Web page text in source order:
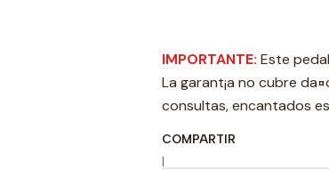
IMPORTANTE: Este
La garant¡a no cubre
consultas, encantados
COMPARTIR
|